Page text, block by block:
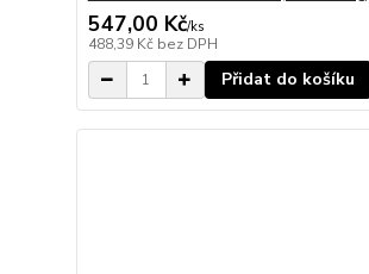
547,00 Kč/ks
488,39 Kč bez DPH
Přidat do košíku